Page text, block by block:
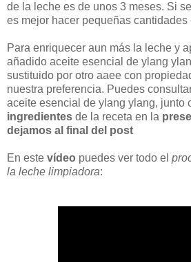
de la leche es de unos 3 meses. Si
es mejor hacer pequeñas cantidades
Para enriquecer aun más la leche y
añadido aceite esencial de ylang
sustituido por otro aaee con
nuestra preferencia. Puedes
aceite esencial de ylang ylang, junto
ingredientes de la receta en la
dejamos al final del post
En este vídeo puedes ver todo el
la leche limpiadora: